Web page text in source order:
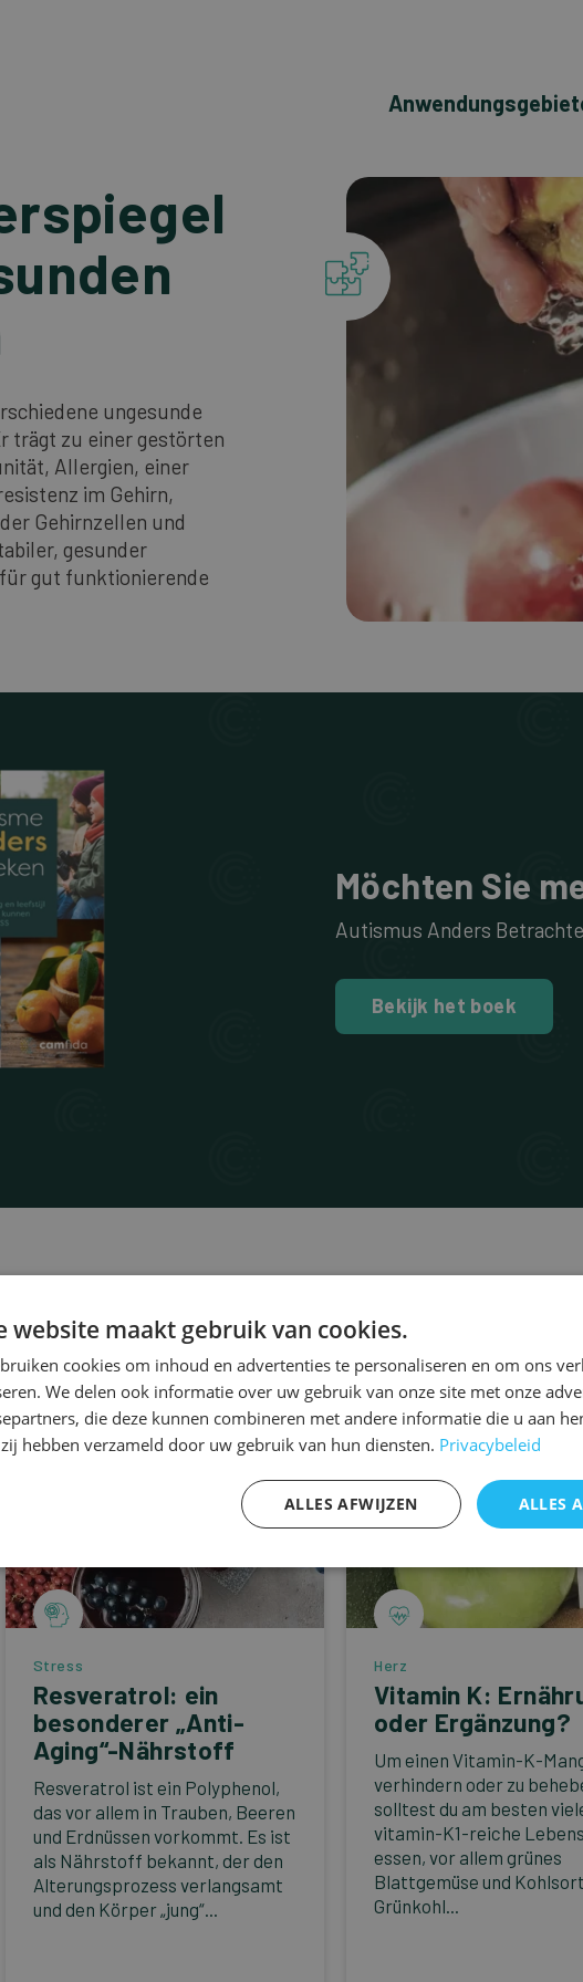
ungesunde
trägt zu einer gestörten
Allergien, einer
im Gehirn,
Gehirnzellen und
gesunder
gut funktionierende
Möchten Sie
Autismus Anders
Bekijk het boek
Auch interessant für Sie
Stress
Resveratrol: ein
besonderer „Anti-
Aging“-Nährstoff
Resveratrol ist ein Polyphenol,
das vor allem in Trauben, Beeren
und Erdnüssen vorkommt. Es ist
als Nährstoff bekannt, der den
Alterungsprozess verlangsamt
und den Körper „jung“...
Herz
Vitamin K:
oder Ergänzung?
Um einen Vitamin-K-
verhindern oder zu
solltest du am besten
vitamin-K1-reiche
essen, vor allem grünes
Blattgemüse und
Grünkohl...
website maakt gebruik van cookies.
cookies om inhoud en advertenties te personaliseren en om ons
We delen ook informatie over uw gebruik van onze site met onze
die deze kunnen combineren met andere informatie die u aan
hebben verzameld door uw gebruik van hun diensten. Privacybeleid
ALLES
ALLES AFWIJZEN